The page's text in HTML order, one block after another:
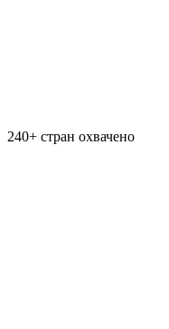
240+ стран охвачено